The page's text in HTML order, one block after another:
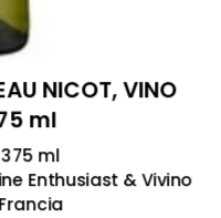
NICOT, VINO
ml
ml
Enthusiast & Vivino